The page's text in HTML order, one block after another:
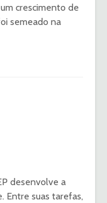
crescimento de
semeado na
desenvolve a
Entre suas tarefas,